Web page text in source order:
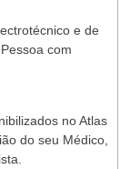
e de
com
no Atlas
do seu Médico,